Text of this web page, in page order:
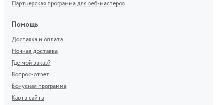
Партнерская программа для веб-мастеров
Помощь
Доставка и оплата
Ночная доставка
Где мой заказ?
Вопрос-ответ
Бонусная программа
Карта сайта